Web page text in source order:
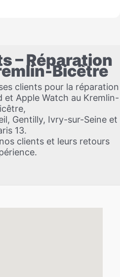
– Réparation
Bicêtre
clients pour la réparation
et Apple Watch au Kremlin-
Gentilly, Ivry-sur-Seine et
13.
clients et leurs retours